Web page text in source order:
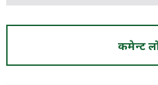
कमेन्ट